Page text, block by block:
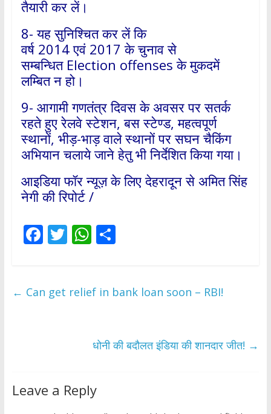
तैयारी कर लें।
8- यह सुनिश्चित कर लें कि
वर्ष 2014 एवं 2017 के चुनाव से
सम्बन्धित Election offenses के मुकदमें
लम्बित न हो।
9- आगामी गणतंत्र दिवस के अवसर पर सतर्क
रहते हुए रेलवे स्टेशन, बस स्टेण्ड, महत्वपूर्ण
स्थानों, भीड़-भाड़ वाले स्थानों पर सघन चैकिंग
अभियान चलाये जाने हेतु भी निर्देशित किया गया।
आइडिया फॉर न्यूज़ के लिए देहरादून से अमित सिंह
नेगी की रिपोर्ट /
F
b
T
er
W
s
p
S
e
← Can get relief in bank loan soon – RBI!
धोनी की बदौलत इंडिया की शानदार जीत! →
Leave a Reply